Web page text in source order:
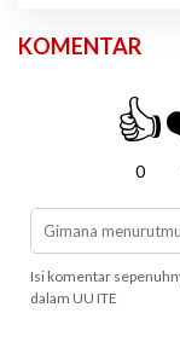
KOMENTAR
👍
0
Isi komentar
dalam UU ITE